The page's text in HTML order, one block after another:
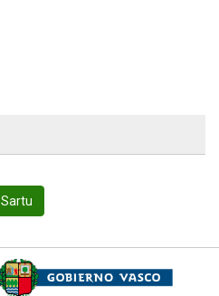
Sartu